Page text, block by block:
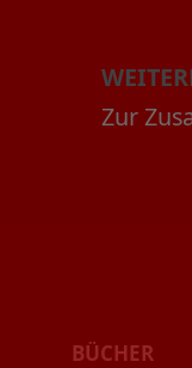
Zur
BÜCHER